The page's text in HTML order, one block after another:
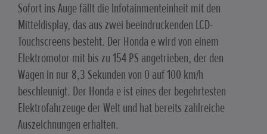
Sofort ins Auge fällt die Infotainmenteinheit mit den
Mitteldisplay, das aus zwei beeindruckenden LCD-
Touchscreens besteht. Der Honda e wird von einem
Elektromotor mit bis zu 154 PS angetrieben, der den
Wagen in nur 8,3 Sekunden von 0 auf 100 km/h
beschleunigt. Der Honda e ist eines der begehrtesten
Elektrofahrzeuge der Welt und hat bereits zahlreiche
Auszeichnungen erhalten.